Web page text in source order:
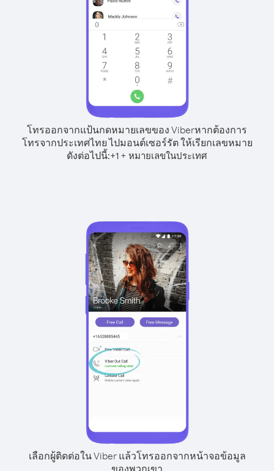
โทรออกจากแป้นกดหมายเลขของ Viberหากต้องการ
โทรจากประเทศไทย ไปมอนต์เซอร์รัต ให้เรียกเลขหมาย
ดังต่อไปนี้:+1 + หมายเลขในประเทศ
เลือกผู้ติดต่อใน Viber แล้วโทรออกจากหน้าจอข้อมูล
ของพวกเขา